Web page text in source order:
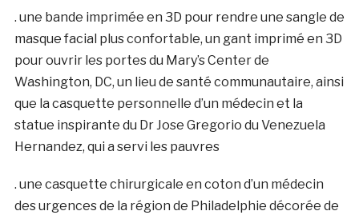
. une bande imprimée en 3D pour rendre une sangle de
masque facial plus confortable, un gant imprimé en 3D
pour ouvrir les portes du Mary’s Center de
Washington, DC, un lieu de santé communautaire, ainsi
que la casquette personnelle d’un médecin et la
statue inspirante du Dr Jose Gregorio du Venezuela
Hernandez, qui a servi les pauvres
. une casquette chirurgicale en coton d’un médecin
des urgences de la région de Philadelphie décorée de